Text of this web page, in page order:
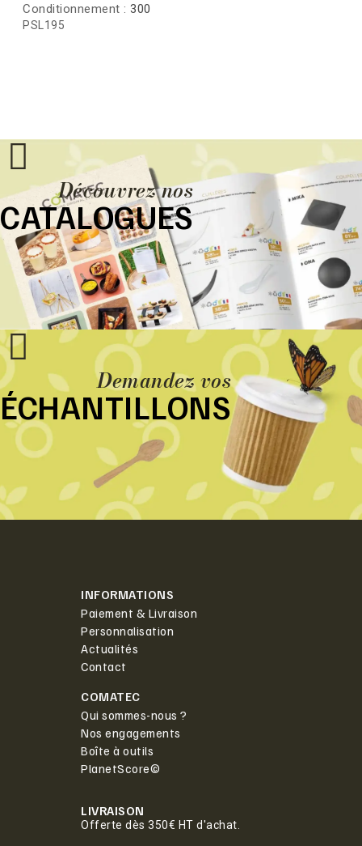
Conditionnement : 300
PSL195
Découvrez nos
CATALOGUES
Demandez vos
ÉCHANTILLONS
INFORMATIONS
Paiement & Livraison
Personnalisation
Actualités
Contact
COMATEC
Qui sommes-nous ?
Nos engagements
Boîte à outils
PlanetScore©
LIVRAISON
Offerte dès 350€ HT d'achat.